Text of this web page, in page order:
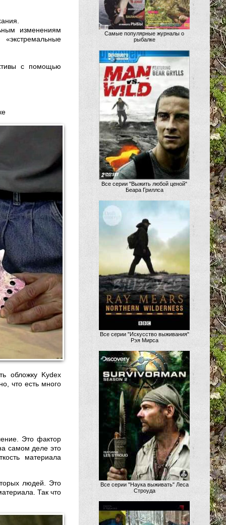
изменениям
с помощью
обложку Kydex
что есть много
Это фактор
самом деле это
материала
людей. Это
Так что
Самые популярные журналы о
рыбалке
Все серии "Выжить любой ценой"
Беара Гриллса
Все серии "Искусство выживания"
Рэя Мирса
Все серии "Наука выживать" Леса
Строуда